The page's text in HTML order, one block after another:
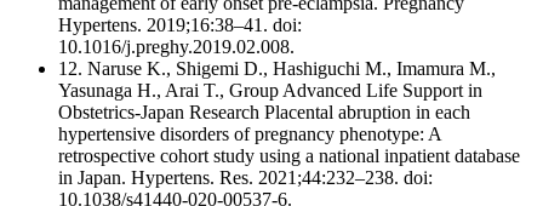
Hypertens. 2019;16:38–41. doi:
10.1016/j.preghy.2019.02.008.
12. Naruse K., Shigemi D., Hashiguchi M., Imamura M.,
Yasunaga H., Arai T., Group Advanced Life Support in
Obstetrics-Japan Research Placental abruption in each
hypertensive disorders of pregnancy phenotype: A
retrospective cohort study using a national inpatient database
in Japan. Hypertens. Res. 2021;44:232–238. doi:
10.1038/s41440-020-00537-6.